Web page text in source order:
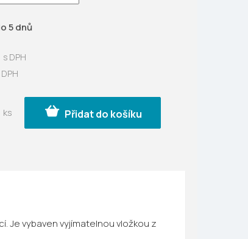
5 dnů
Přidat do košíku
Je vybaven vyjímatelnou vložkou z